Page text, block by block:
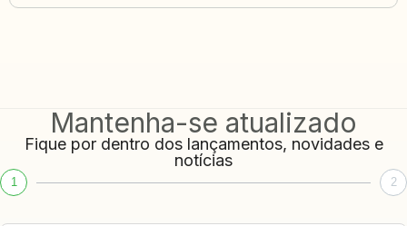
Mantenha-se atualizado
Fique por dentro dos lançamentos, novidades e
notícias
1 2